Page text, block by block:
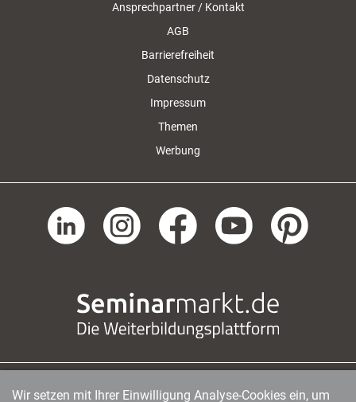
Ansprechpartner / Kontakt
AGB
Barrierefreiheit
Datenschutz
Impressum
Themen
Werbung
managerSeminare Verlags GmbH | Endenicher Str. 41 |
Wir setzen mit Ihrer Einwilligung Analyse-Cookies ein, um